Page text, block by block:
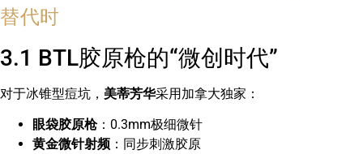
替代时
3.1 BTL胶原枪的“微创时代”
对于冰锥型痘坑， 美蒂芳华采用加拿大独家：
眼袋胶原枪：0.3mm极细微针
黄金微针射频 ：同步刺激胶原